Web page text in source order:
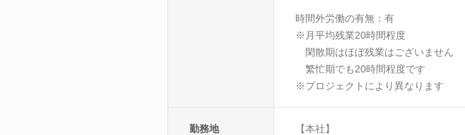
時間外労働の有無：有
※月平均残業20時間程度
閑散期はほぼ残業はございません
繁忙期でも20時間程度です
※プロジェクトにより異なります
勤務地
【本社】